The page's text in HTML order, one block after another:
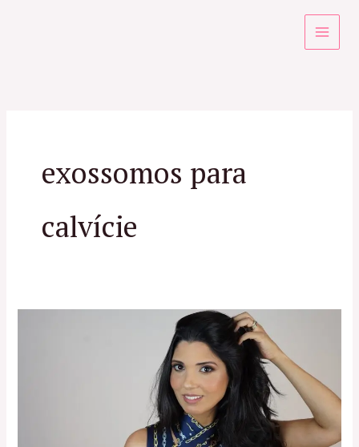
exossomos para
calvície